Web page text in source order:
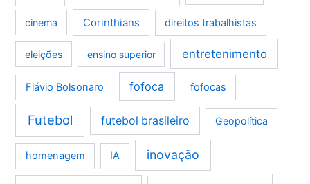
cinema Corinthians direitos trabalhistas
eleições ensino superior entretenimento
Flávio Bolsonaro fofoca fofocas
Futebol futebol brasileiro Geopolítica
homenagem IA inovação